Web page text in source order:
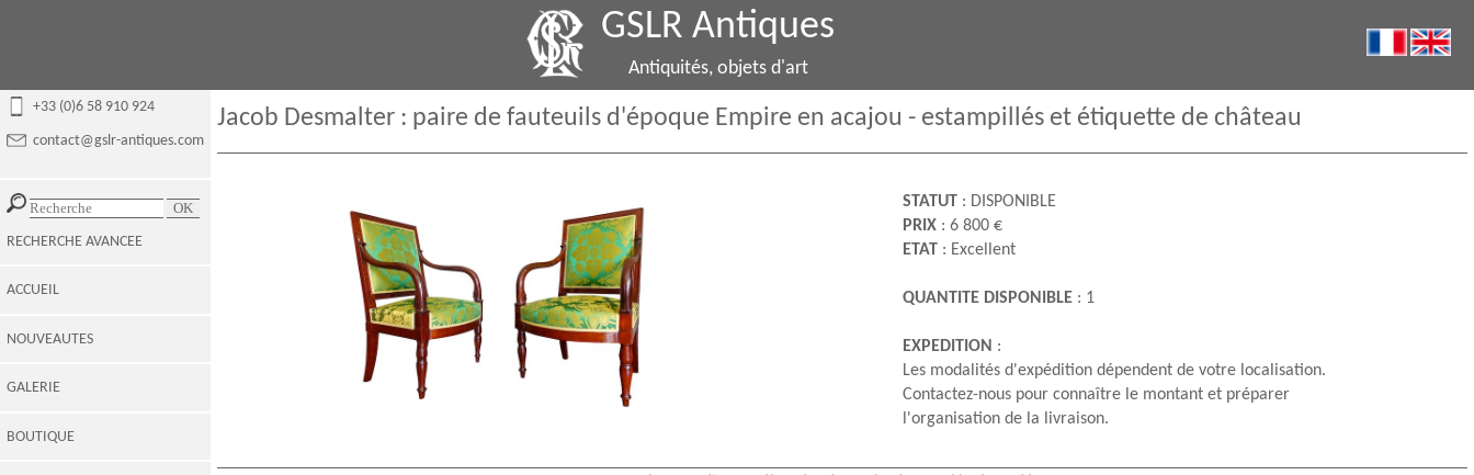
GSLR Antiques
Antiquités, objets d'art
+33 (0)6 58 910 924
contact@gslr-antiques.com
RECHERCHE AVANCEE
ACCUEIL
NOUVEAUTES
GALERIE
BOUTIQUE
Jacob Desmalter : paire de fauteuils d'époque Empire en acajou - estampillés et étiquette de château
STATUT : DISPONIBLE
PRIX : 6 800 €
ETAT : Excellent
QUANTITE DISPONIBLE : 1
EXPEDITION :
Les modalités d'expédition dépendent de votre localisation.
Contactez-nous pour connaître le montant et préparer
l'organisation de la livraison.